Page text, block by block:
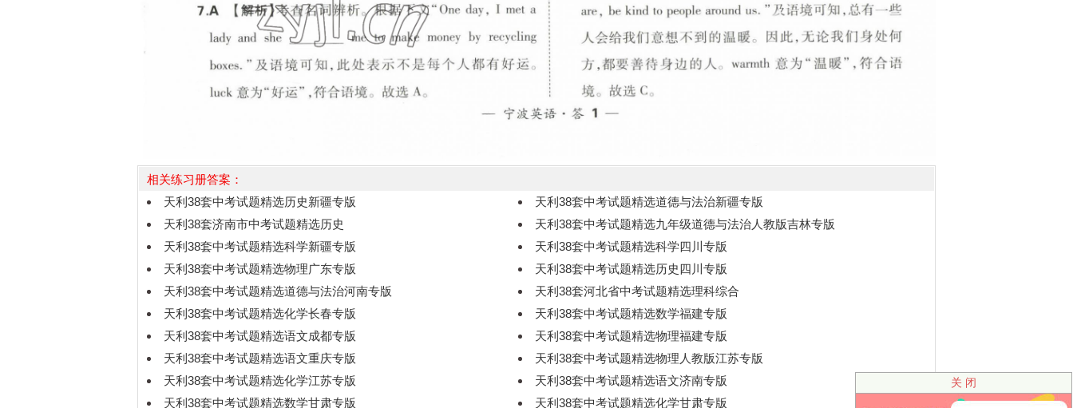
相关练习册答案：
天利38套中考试题精选历史新疆专版
天利38套中考试题精选道德与法治新疆专版
天利38套济南市中考试题精选历史
天利38套中考试题精选九年级道德与法治人教版吉林专版
天利38套中考试题精选科学新疆专版
天利38套中考试题精选科学四川专版
天利38套中考试题精选物理广东专版
天利38套中考试题精选历史四川专版
天利38套中考试题精选道德与法治河南专版
天利38套河北省中考试题精选理科综合
天利38套中考试题精选化学长春专版
天利38套中考试题精选数学福建专版
天利38套中考试题精选语文成都专版
天利38套中考试题精选物理福建专版
天利38套中考试题精选语文重庆专版
天利38套中考试题精选物理人教版江苏专版
天利38套中考试题精选化学江苏专版
天利38套中考试题精选语文济南专版
天利38套中考试题精选数学甘肃专版
天利38套中考试题精选化学甘肃专版
关 闭